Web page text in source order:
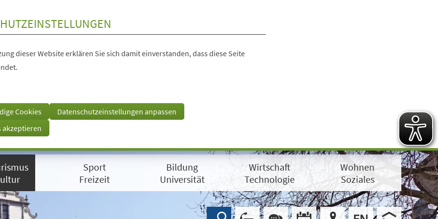
dieser Website erklären Sie sich damit einverstanden, dass diese Seite
Cookies
Datenschutzeinstellungen anpassen
akzeptieren
Sport
Freizeit
Bildung
Universität
Wirtschaft
Technologie
Wohnen
Soziales